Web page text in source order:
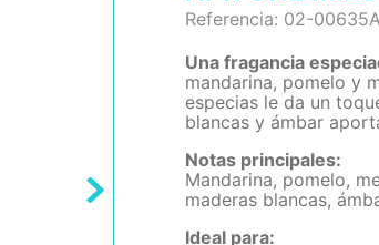
Referencia: 02-
Una fragancia
mandarina, pomelo y
especias le da un
blancas y ámbar
Notas principales:
Mandarina, pomelo,
maderas blancas,
Ideal para: